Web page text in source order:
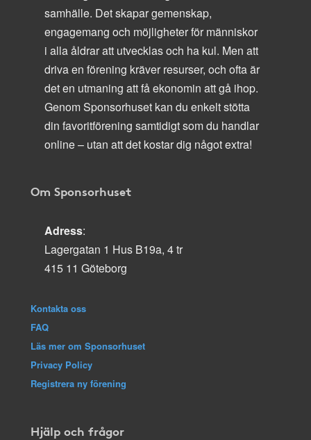
samhälle. Det skapar gemenskap,
engagemang och möjligheter för människor
i alla åldrar att utvecklas och ha kul. Men att
driva en förening kräver resurser, och ofta är
det en utmaning att få ekonomin att gå ihop.
Genom Sponsorhuset kan du enkelt stötta
din favoritförening samtidigt som du handlar
online – utan att det kostar dig något extra!
Om Sponsorhuset
Adress:
Lagergatan 1 Hus B19a, 4 tr
415 11 Göteborg
Kontakta oss
FAQ
Läs mer om Sponsorhuset
Privacy Policy
Registrera ny förening
Hjälp och frågor